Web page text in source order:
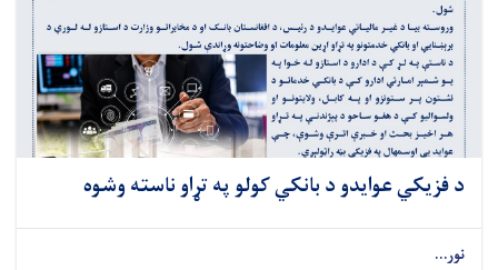
د فزیکي عوایدو د بانکي کولو په تړاو ناسته وشوه
نور...